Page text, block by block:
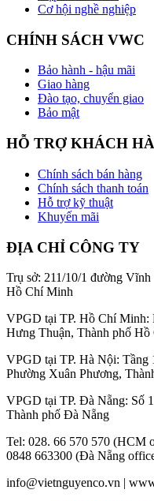
Cơ hội nghề nghiệp
CHÍNH SÁCH VWC
Bảo hành - hậu mãi
Giao hàng
Đào tạo, chuyển giao
Bảo mật
HỖ TRỢ KHÁCH
Chính sách bán hàng
Chính sách thanh toán
Hỗ trợ kỹ thuật
Khuyến mãi
ĐỊA CHỈ CÔNG TY
Trụ sở: 211/10/1 đường
Hồ Chí Minh
VPGD tại TP. Hồ Chí Minh:
Hưng Thuận, Thành phố
VPGD tại TP. Hà Nội:
Phường Xuân Phương,
VPGD tại TP. Đà Nẵng: Số
Thành phố Đà Nẵng
Tel: 028. 66 570 570 (HCM
0848 663300 (Đà Nẵng
info@vietnguyenco.vn |